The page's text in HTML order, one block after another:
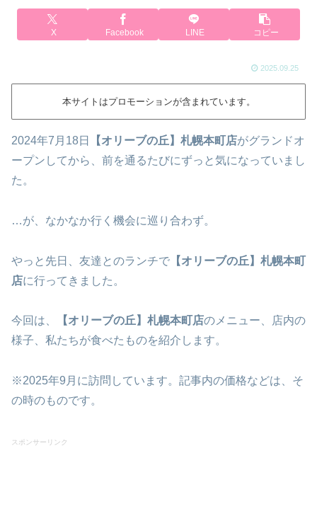
X Facebook LINE コピー
2025.09.25
本サイトはプロモーションが含まれています。
2024年7月18日 【オリーブの丘】札幌本町店がグランドオ
ープンしてから、前を通るたびにずっと気になっていまし
た。
…が、なかなか行く機会に巡り合わず。
やっと先日、友達とのランチで 【オリーブの丘】札幌本町
店に行ってきました。
今回は、 【オリーブの丘】札幌本町店のメニュー、店内の
様子、私たちが食べたものを紹介します。
※2025年9月に訪問しています。記事内の価格などは、そ
の時のものです。
スポンサーリンク